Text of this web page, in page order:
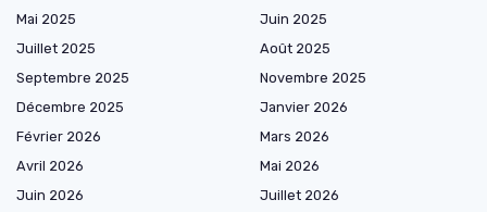
Mai 2025
Juin 2025
Juillet 2025
Août 2025
Septembre 2025
Novembre 2025
Décembre 2025
Janvier 2026
Février 2026
Mars 2026
Avril 2026
Mai 2026
Juin 2026
Juillet 2026